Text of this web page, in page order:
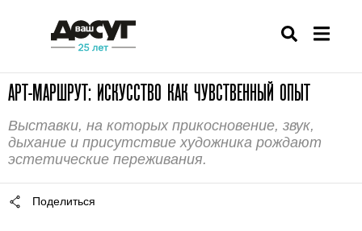
АРТ-МАРШРУТ: ИСКУССТВО КАК ЧУВСТВЕННЫЙ ОПЫТ
Выставки, на которых прикосновение, звук,
дыхание и присутствие художника рождают
эстетические переживания.
Поделиться